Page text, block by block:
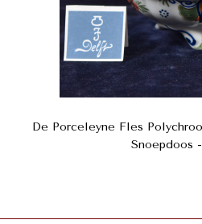
De Porceleyne Fles
Snoepdoos -